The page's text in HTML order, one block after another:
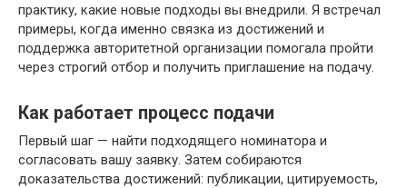
практику, какие новые подходы вы внедрили. Я встречал
примеры, когда именно связка из достижений и
поддержка авторитетной организации помогала пройти
через строгий отбор и получить приглашение на подачу.
Как работает процесс подачи
Первый шаг — найти подходящего номинатора и
согласовать вашу заявку. Затем собираются
доказательства достижений: публикации, цитируемость,